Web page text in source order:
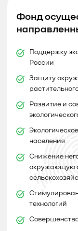
Фонд
Поддержку
России
Защиту
Развитие и
населения
Снижение
окружающую
технологий